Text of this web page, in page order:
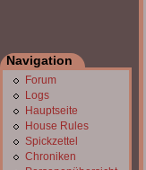
Navigation
Forum
Logs
Hauptseite
House Rules
Spickzettel
Chroniken